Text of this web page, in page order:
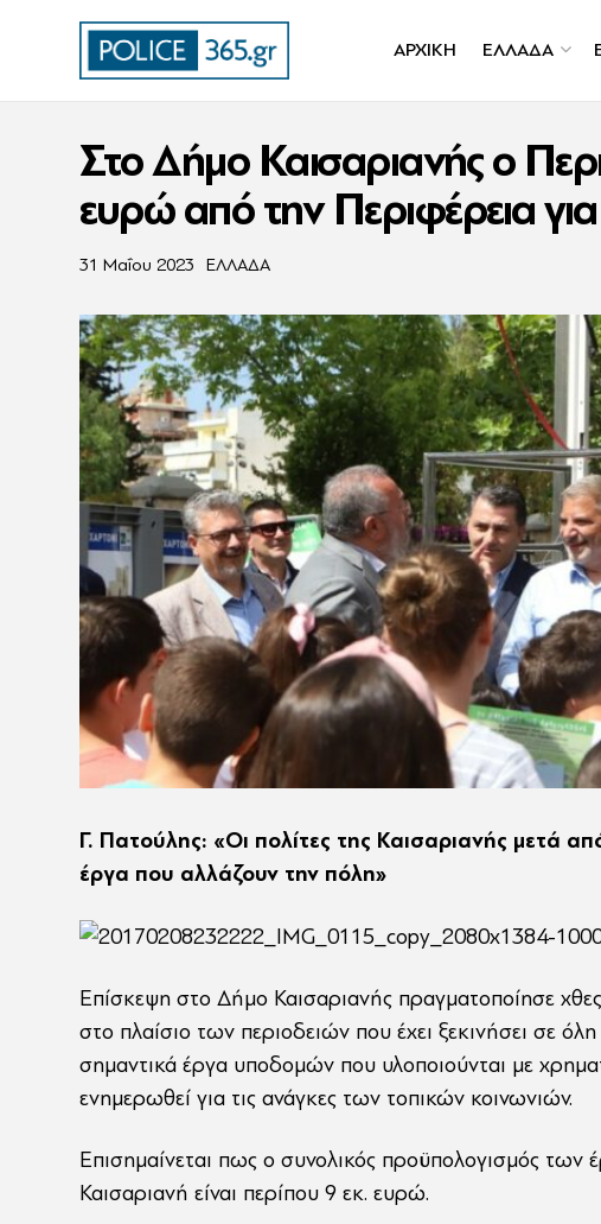
ΑΡΧΙΚΗ ΕΛΛΑΔΑ
Στο Δήμο Καισαριανής ο
ευρώ από την Περιφέρεια
31 Μαΐου 2023 ΕΛΛΑΔΑ
Γ. Πατούλης: «Οι πολίτες της Καισαριανής μετά
έργα που αλλάζουν την πόλη»
Επίσκεψη στο Δήμο Καισαριανής πραγματοποίησε χθες
στο πλαίσιο των περιοδειών που έχει ξεκινήσει σε
σημαντικά έργα υποδομών που υλοποιούνται με
ενημερωθεί για τις ανάγκες των τοπικών κοινωνιών.
Επισημαίνεται πως ο συνολικός προϋπολογισμός
Καισαριανή είναι περίπου 9 εκ. ευρώ.